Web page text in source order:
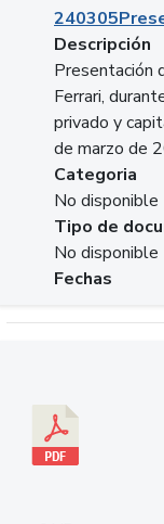
Descripción
Presentación
Ferrari,
privado y
de marzo de
Categoria
No disponible
Tipo de
No disponible
Fechas